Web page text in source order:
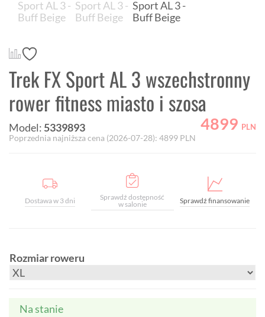
Trek FX Sport AL 3 wszechstronny
rower fitness miasto i szosa
Model: 5339893 4899 PLN
Poprzednia najniższa cena (2026-07-28): 4899 PLN
Dostawa w 3 dni
Sprawdź dostępność
w salonie
Sprawdź finansowanie
Rozmiar roweru
Na stanie